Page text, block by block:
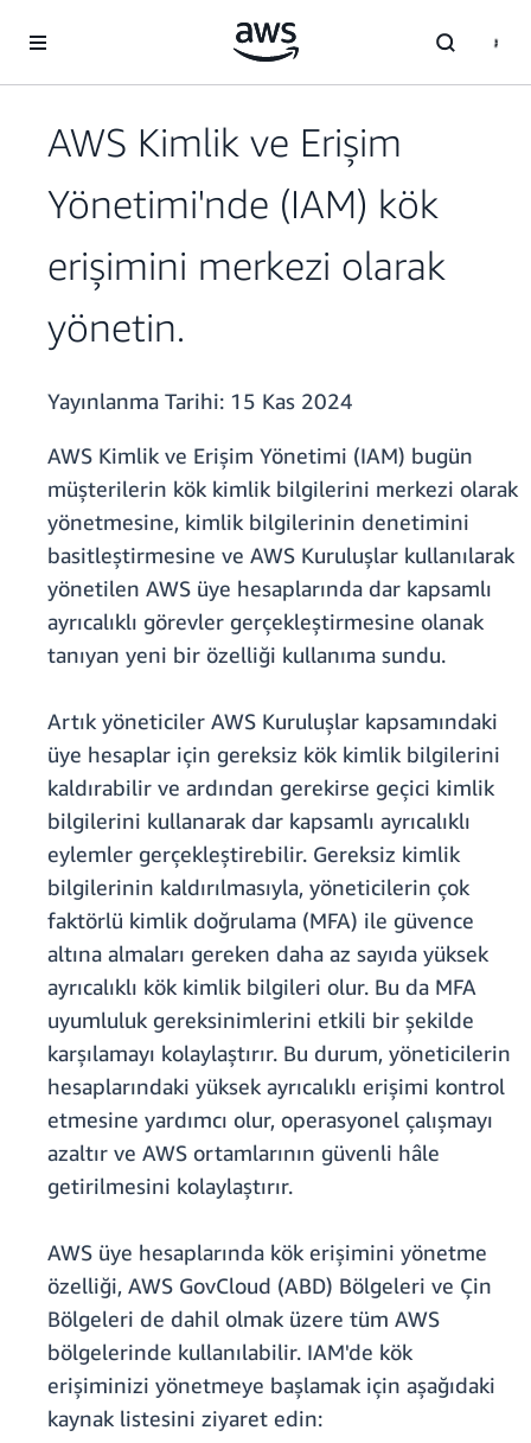
AWS Kimlik ve Erişim
Yönetimi'nde (IAM) kök
erişimini merkezi olarak
yönetin.
Yayınlanma Tarihi: 15 Kas 2024
AWS Kimlik ve Erişim Yönetimi (IAM) bugün
müşterilerin kök kimlik bilgilerini merkezi olarak
yönetmesine, kimlik bilgilerinin denetimini
basitleştirmesine ve AWS Kuruluşlar kullanılarak
yönetilen AWS üye hesaplarında dar kapsamlı
ayrıcalıklı görevler gerçekleştirmesine olanak
tanıyan yeni bir özelliği kullanıma sundu.
Artık yöneticiler AWS Kuruluşlar kapsamındaki
üye hesaplar için gereksiz kök kimlik bilgilerini
kaldırabilir ve ardından gerekirse geçici kimlik
bilgilerini kullanarak dar kapsamlı ayrıcalıklı
eylemler gerçekleştirebilir. Gereksiz kimlik
bilgilerinin kaldırılmasıyla, yöneticilerin çok
faktörlü kimlik doğrulama (MFA) ile güvence
altına almaları gereken daha az sayıda yüksek
ayrıcalıklı kök kimlik bilgileri olur. Bu da MFA
uyumluluk gereksinimlerini etkili bir şekilde
karşılamayı kolaylaştırır. Bu durum, yöneticilerin
hesaplarındaki yüksek ayrıcalıklı erişimi kontrol
etmesine yardımcı olur, operasyonel çalışmayı
azaltır ve AWS ortamlarının güvenli hâle
getirilmesini kolaylaştırır.
AWS üye hesaplarında kök erişimini yönetme
özelliği, AWS GovCloud (ABD) Bölgeleri ve Çin
Bölgeleri de dahil olmak üzere tüm AWS
bölgelerinde kullanılabilir. IAM'de kök
erişiminizi yönetmeye başlamak için aşağıdaki
kaynak listesini ziyaret edin: